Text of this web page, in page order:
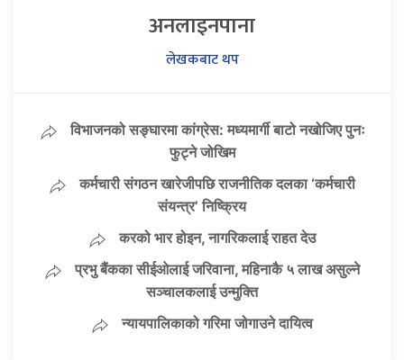
अनलाइनपाना
लेखकबाट थप
विभाजनको सङ्घारमा कांग्रेस: मध्यमार्गी बाटो नखोजिए पुनः
फुट्ने जोखिम
कर्मचारी संगठन खारेजीपछि राजनीतिक दलका ‘कर्मचारी
संयन्त्र’ निष्क्रिय
करको भार होइन, नागरिकलाई राहत देउ
प्रभु बैंकका सीईओलाई जरिवाना, महिनाकै ५ लाख असुल्ने
सञ्चालकलाई उन्मुक्ति
न्यायपालिकाको गरिमा जोगाउने दायित्व